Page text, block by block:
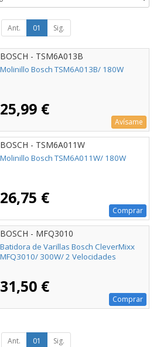
Ant. 01 Sig.
BOSCH - TSM6A013B
Molinillo Bosch TSM6A013B/ 180W
25,99 €
Avísame
BOSCH - TSM6A011W
Molinillo Bosch TSM6A011W/ 180W
26,75 €
Comprar
BOSCH - MFQ3010
Batidora de Varillas Bosch CleverMixx
MFQ3010/ 300W/ 2 Velocidades
31,50 €
Comprar
Ant. 01 Sig.